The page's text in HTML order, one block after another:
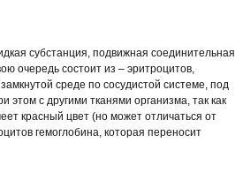
субстанция, подвижная соединительная
очередь состоит из – эритроцитов,
среде по сосудистой системе, под
с другими тканями организма, так как
красный цвет (но может отличаться от
гемоглобина, которая переносит